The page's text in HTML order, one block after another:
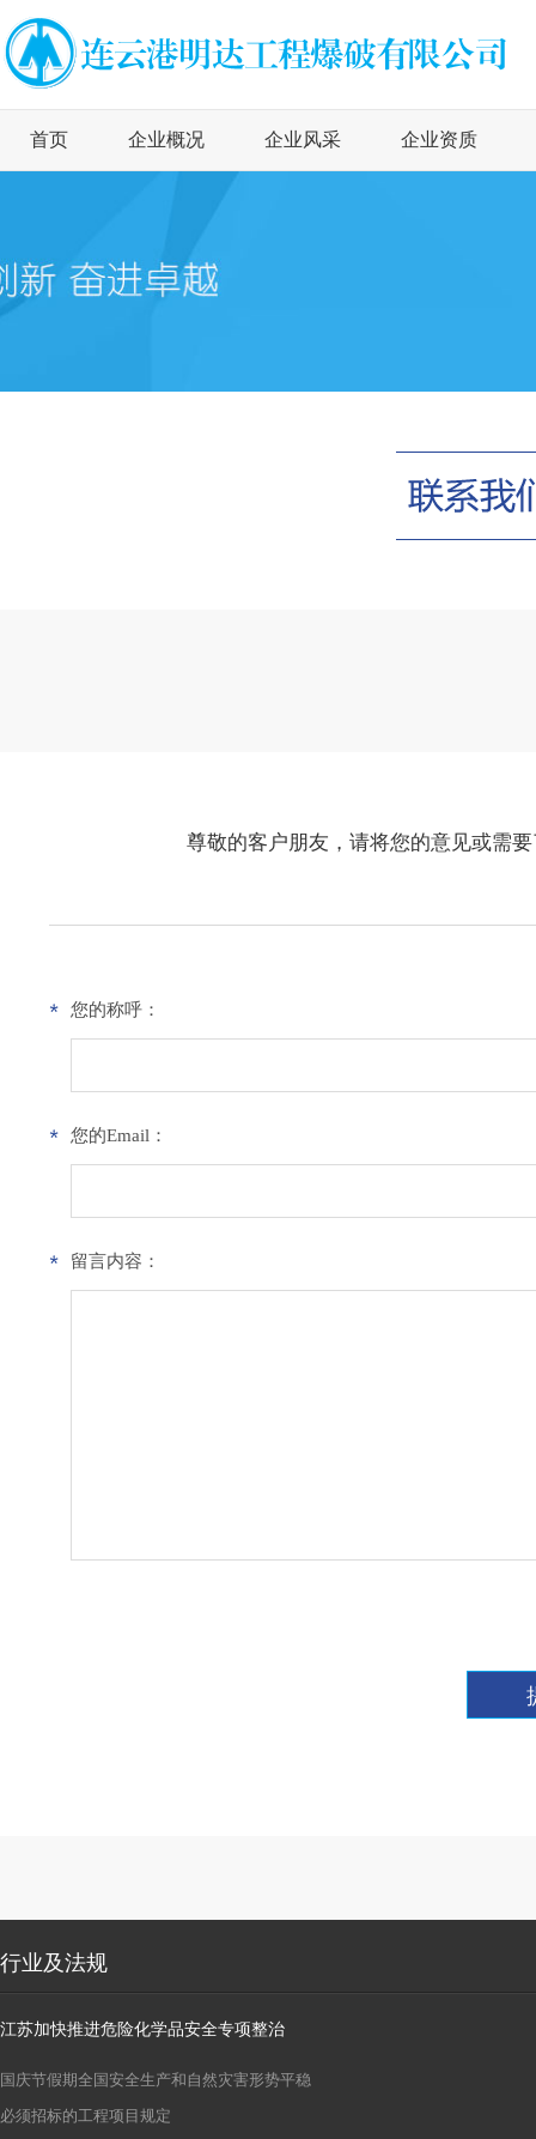
首页 企业概况 企业风采 企业资质
尊敬的客户朋友，请将您的意见或需
您的称呼：
您的Email：
留言内容：
行业及法规
江苏加快推进危险化学品安全专项整治
国庆节假期全国安全生产和自然灾害形势平稳
必须招标的工程项目规定